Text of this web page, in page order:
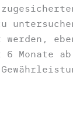
Monate